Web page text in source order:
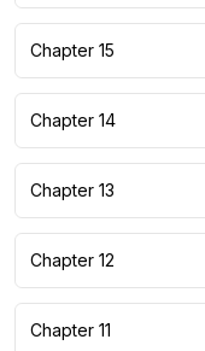
Chapter 15
Chapter 14
Chapter 13
Chapter 12
Chapter 11